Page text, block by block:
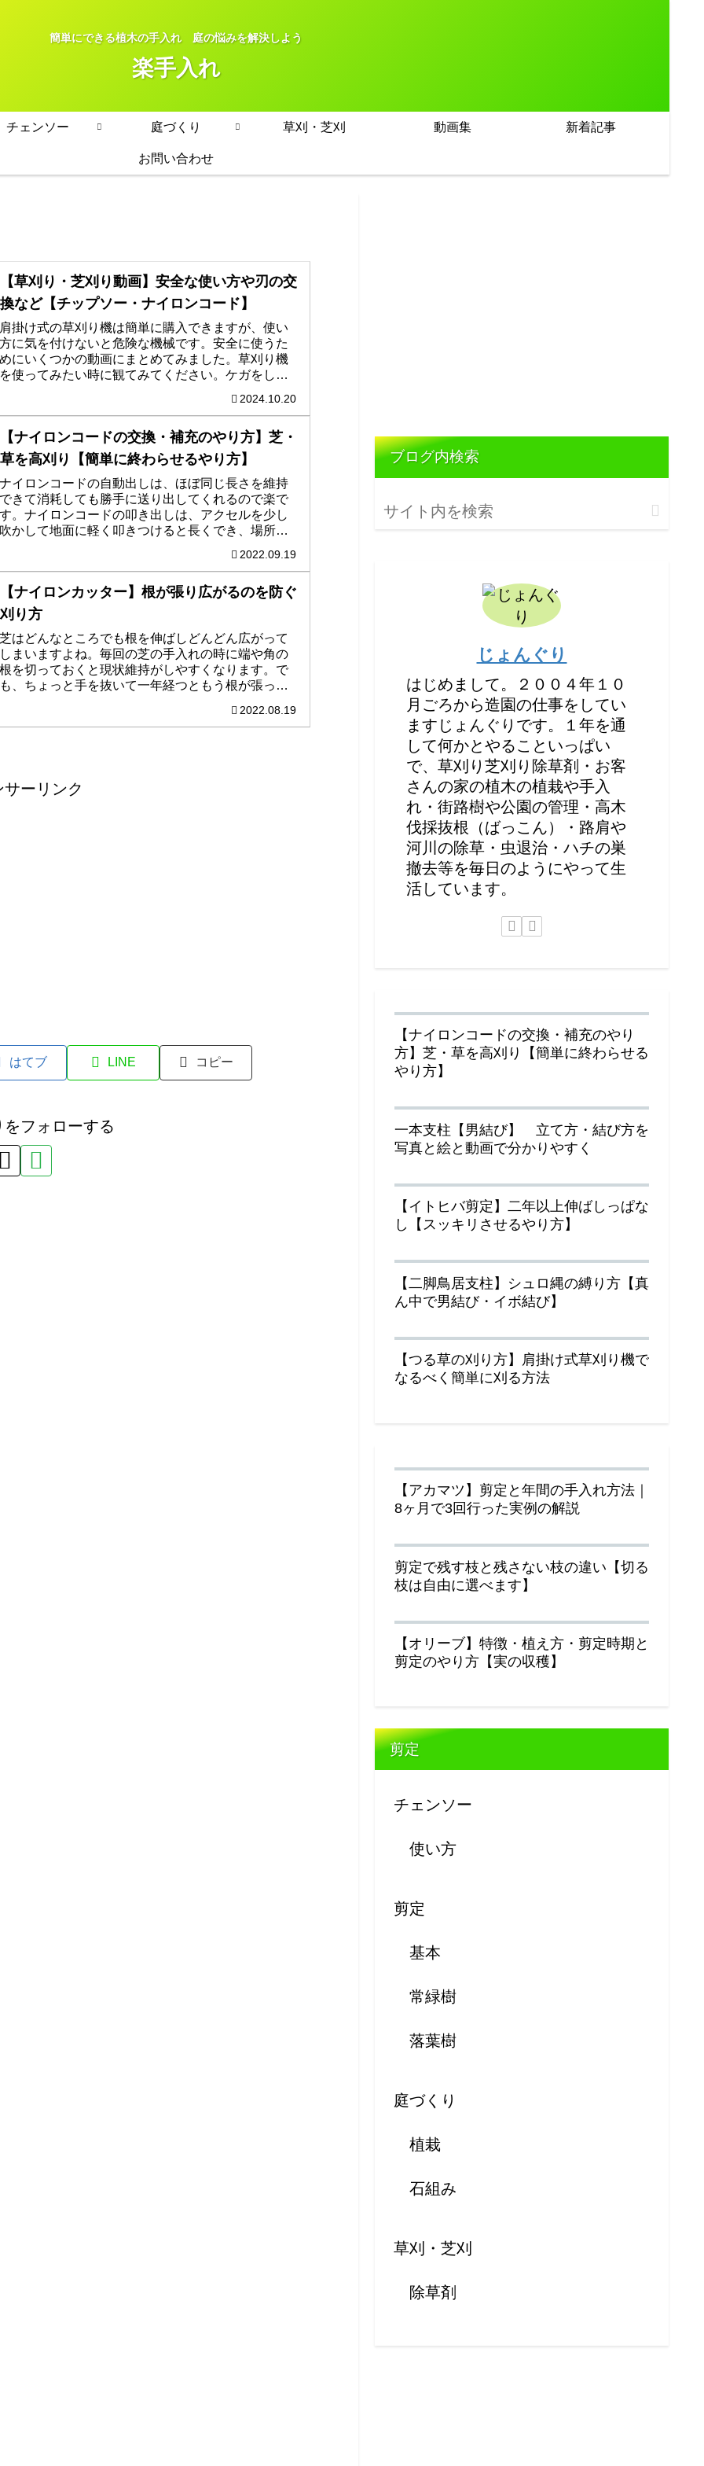
簡単にできる植木の手入れ 庭の悩みを解決しよう
楽手入れ
チェンソー 庭づくり 草刈・芝刈 動画集 新着記事
お問い合わせ
【草刈り・芝刈り動画】安全な使い方や刃の交
換など【チップソー・ナイロンコード】
肩掛け式の草刈り機は簡単に購入できますが、使い
方に気を付けないと危険な機械です。安全に使うた
めにいくつかの動画にまとめてみました。草刈り機
を使ってみたい時に観てみてください。ケガをした
しでもなくしていけたらと思っています。
2024.10.20
【ナイロンコードの交換・補充のやり方】芝・
草を高刈り【簡単に終わらせるやり方】
ナイロンコードの自動出しは、ほぼ同じ長さを維持
できて消耗しても勝手に送り出してくれるので楽で
す。ナイロンコードの叩き出しは、アクセルを少し
吹かして地面に軽く叩きつけると長くでき、場所や
や草を簡単に刈れるので、どちらにするか迷ったら
選んでみてください。
2022.09.19
【ナイロンカッター】根が張り広がるのを防ぐ
刈り方
芝はどんなところでも根を伸ばしどんどん広がって
しまいますよね。毎回の芝の手入れの時に端や角の
根を切っておくと現状維持がしやすくなります。で
も、ちょっと手を抜いて一年経つともう根が張って
めに簡単に刈れる方法をまとめてあります。
2022.08.19
サーリンク
はてブ LINE コピー
フォローする
ブログ内検索
じょんぐり
はじめまして。２００４年１０
月ごろから造園の仕事をしてい
ますじょんぐりです。１年を通
して何かとやることいっぱい
で、草刈り芝刈り除草剤・お客
さんの家の植木の植栽や手入
れ・街路樹や公園の管理・高木
伐採抜根（ばっこん）・路肩や
河川の除草・虫退治・ハチの巣
撤去等を毎日のようにやって生
活しています。
【ナイロンコードの交換・補充のやり
方】芝・草を高刈り【簡単に終わらせる
やり方】
一本支柱【男結び】 立て方・結び方を
写真と絵と動画で分かりやすく
【イトヒバ剪定】二年以上伸ばしっぱな
し【スッキリさせるやり方】
【二脚鳥居支柱】シュロ縄の縛り方【真
ん中で男結び・イボ結び】
【つる草の刈り方】肩掛け式草刈り機で
なるべく簡単に刈る方法
【アカマツ】剪定と年間の手入れ方法｜
8ヶ月で3回行った実例の解説
剪定で残す枝と残さない枝の違い【切る
枝は自由に選べます】
【オリーブ】特徴・植え方・剪定時期と
剪定のやり方【実の収穫】
剪定
チェンソー
使い方
剪定
基本
常緑樹
落葉樹
庭づくり
植栽
石組み
草刈・芝刈
除草剤